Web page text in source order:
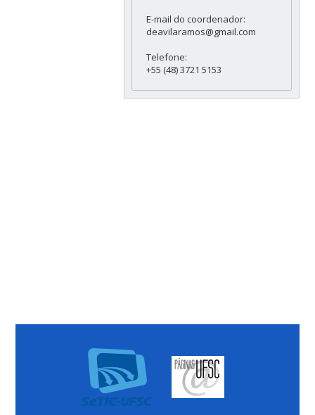
E-mail do coordenador:
deavilaramos@gmail.com
Telefone:
+55 (48) 3721 5153